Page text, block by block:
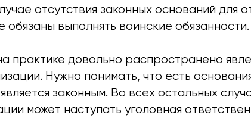
отсутствия законных оснований для
обязаны выполнять воинские обязанности.
практике довольно распространено
Нужно понимать, что есть
законным. Во всех остальных
может наступать уголовная